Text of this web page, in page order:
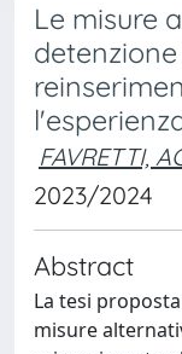
Le misure
FAVRETTI,
2023/2024
Abstract
La tesi
misure